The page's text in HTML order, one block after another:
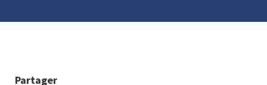
Partager